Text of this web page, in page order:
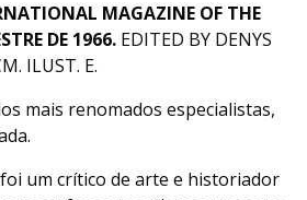
MAGAZINE OF THE
DE 1966. EDITED BY DENYS
ILUST. E.
mais renomados especialistas,
um crítico de arte e historiador